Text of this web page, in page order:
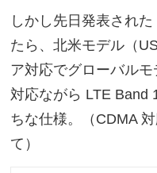
しかし先日発表され
たら、北米モデル（
ア対応でグローバル
対応ながら LTE Band
ちな仕様。（CDMA
て）